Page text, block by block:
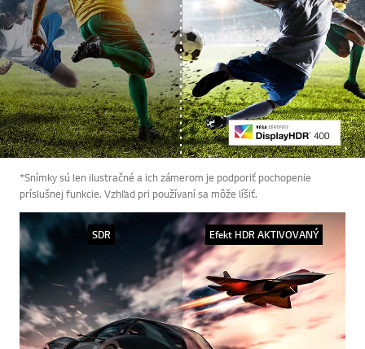
*Snímky sú len ilustračné a ich zámerom je podporiť pochopenie
príslušnej funkcie. Vzhľad pri používaní sa môže líšiť.
SDR Efekt HDR AKTIVOVANÝ